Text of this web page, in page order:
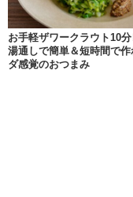
お手軽ザワークラウト10分
湯通しで簡単＆短時間で作
ダ感覚のおつまみ